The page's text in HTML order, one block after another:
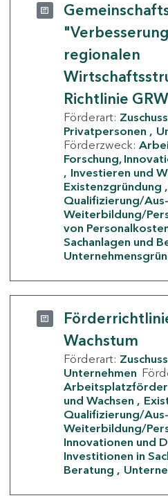
regionalen
Richtlinie
Förderart: Zuschuss
Privatpersonen
Förderzweck:
Forschung,
Investieren und
Existenzgründung
Qualifizierung/
Weiterbildung/
von
Sachanlagen und
Wachstum
Förderart: Zuschuss
Unternehmen
und Wachsen
Qualifizierung/
Weiterbildung/
Innovationen und
Investitionen in
Beratung